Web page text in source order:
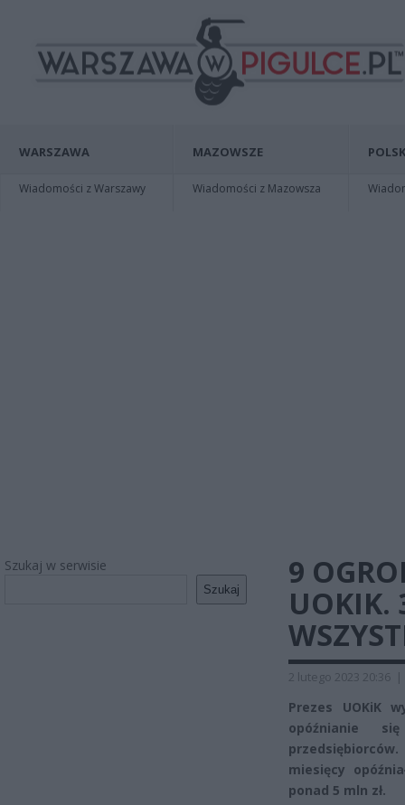
WARSZAWA
Wiadomości z Warszawy
MAZOWSZE
Wiadomości z Mazowsza
Szukaj w serwisie
Szukaj
9
UOKIK.
2 lutego 2023 20:36 |
Prezes UOKiK
opóźnianie
miesięcy
ponad 5 mln zł.